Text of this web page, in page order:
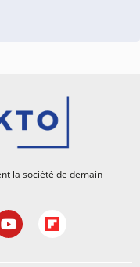
la société de demain